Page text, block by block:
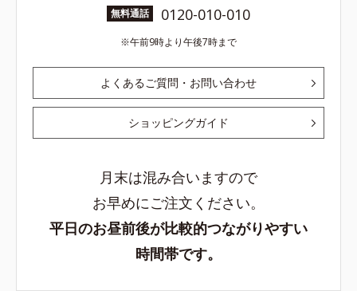
無料通話 0120-010-010
午前9時より午後7時まで
よくあるご質問・お問い合わせ
ショッピングガイド
月末は混み合いますので
お早めにご注文ください。
平日のお昼前後が比較的つながりやすい
時間帯です。